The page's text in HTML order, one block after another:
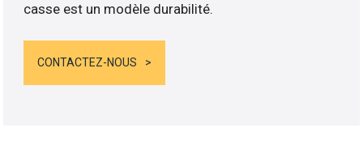
casse est un modèle durabilité.
CONTACTEZ-NOUS